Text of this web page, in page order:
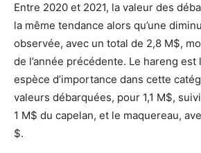
Entre 2020 et 2021, la valeur des
la même tendance alors qu’une
observée, avec un total de 2,8 M$,
de l’année précédente. Le hareng est
espèce d’importance dans cette
valeurs débarquées, pour 1,1 M$,
1 M$ du capelan, et le maquereau,
$.